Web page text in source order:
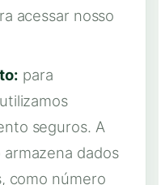
acessar nosso
para
seguros. A
armazena dados
como número